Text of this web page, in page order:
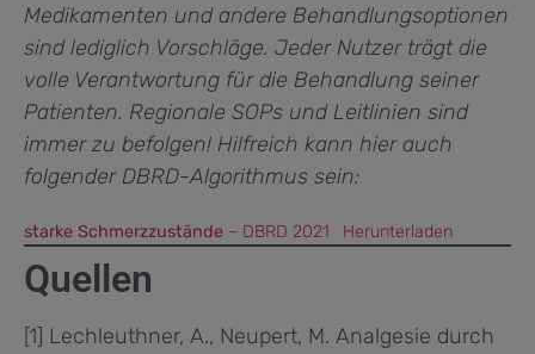
Medikamenten und andere Behandlungsoptionen
sind lediglich Vorschläge. Jeder Nutzer trägt die
volle Verantwortung für die Behandlung seiner
Patienten. Regionale SOPs und Leitlinien sind
immer zu befolgen! Hilfreich kann hier auch
folgender DBRD-Algorithmus sein:
starke Schmerzzustände – DBRD 2021 Herunterladen
Quellen
[1] Lechleuthner, A., Neupert, M. Analgesie durch